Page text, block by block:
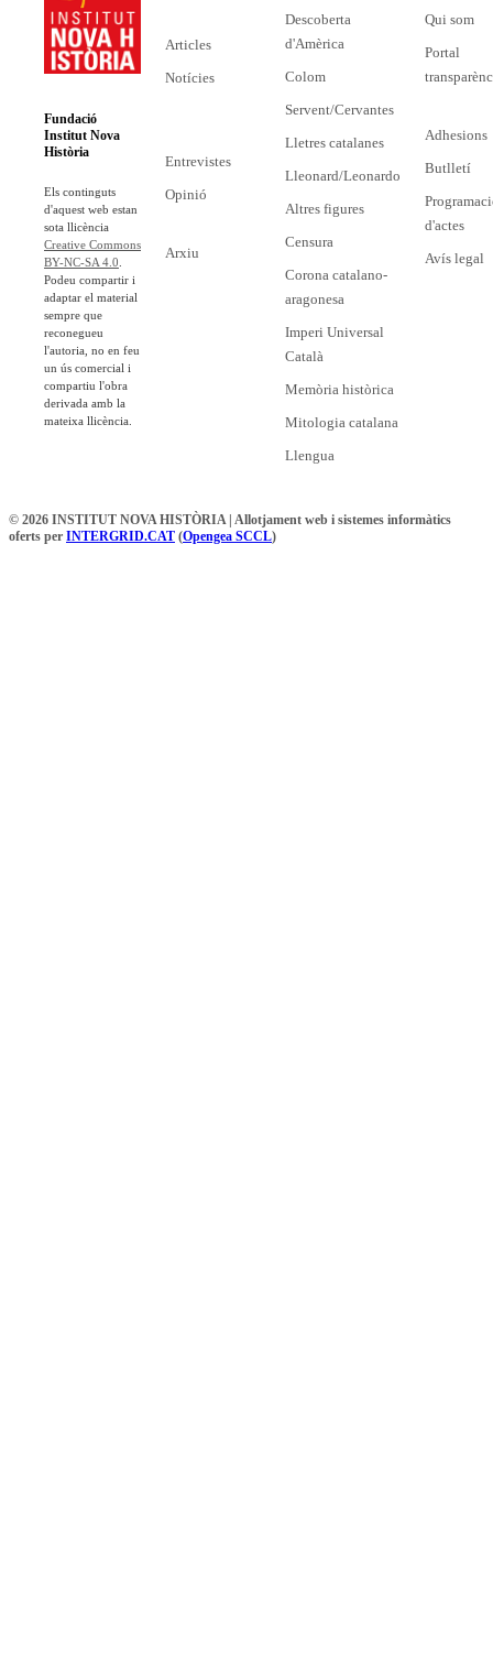
Fundació
Institut Nova
Història
Els continguts
d'aquest web estan
sota llicència
Creative Commons
BY-NC-SA 4.0
Podeu compartir i
adaptar el material
sempre que
reconegueu
l'autoria, no en feu
un ús comercial i
compartiu l'obra
derivada amb la
mateixa llicència.
Articles
Notícies
Entrevistes
Opinió
Arxiu
Descoberta
d'Amèrica
Colom
Servent/Cervantes
Lletres catalanes
Lleonard/Leonardo
Altres figures
Censura
Corona catalano-
aragonesa
Imperi Universal
Català
Memòria històrica
Mitologia catalana
Llengua
Qui som
Portal
Adhesions
Butlletí
d'actes
Avís legal
© 2026 INSTITUT NOVA HISTÒRIA | Allotjament web i sistemes informàtics
oferts per INTERGRID.CAT (Opengea SCCL)